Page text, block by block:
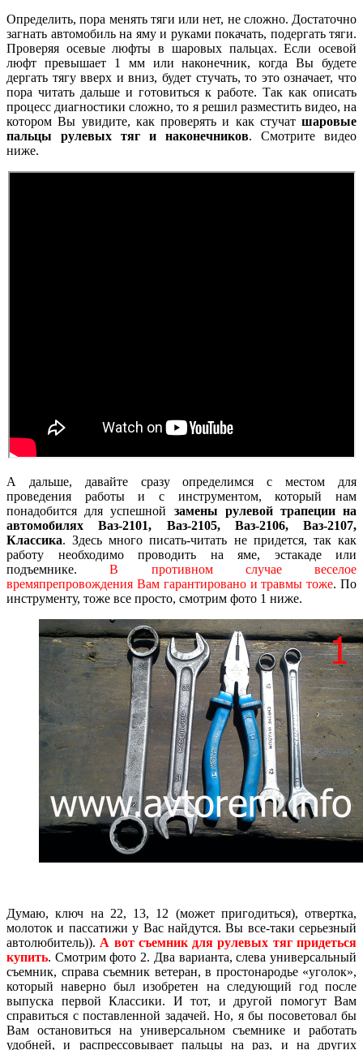
Определить, пора менять тяги или нет, не сложно. Достаточно
загнать автомобиль на яму и руками покачать, подергать тяги.
Проверяя осевые люфты в шаровых пальцах. Если осевой
люфт превышает 1 мм или наконечник, когда Вы будете
дергать тягу вверх и вниз, будет стучать, то это означает, что
пора читать дальше и готовиться к работе. Так как описать
процесс диагностики сложно, то я решил разместить видео, на
котором Вы увидите, как проверять и как стучат шаровые
пальцы рулевых тяг и наконечников. Смотрите видео
ниже.
А дальше, давайте сразу определимся с местом для
проведения работы и с инструментом, который нам
понадобится для успешной замены рулевой трапеции на
автомобилях Ваз-2101, Ваз-2105, Ваз-2106, Ваз-2107,
Классика. Здесь много писать-читать не придется, так как
работу необходимо проводить на яме, эстакаде или
подъемнике.В противном случае веселое
времяпрепровождения Вам гарантировано и травмы тоже. По
инструменту, тоже все просто, смотрим фото 1 ниже.
Думаю, ключ на 22, 13, 12 (может пригодиться), отвертка,
молоток и пассатижи у Вас найдутся. Вы все-таки серьезный
автолюбитель)). А вот съемник для рулевых тяг придеться
купить. Смотрим фото 2. Два варианта, слева универсальный
съемник, справа съемник ветеран, в простонародье «уголок»,
который наверно был изобретен на следующий год после
выпуска первой Классики. И тот, и другой помогут Вам
справиться с поставленной задачей. Но, я бы посоветовал бы
Вам остановиться на универсальном съемнике и работать
удобней, и распрессовывает пальцы на раз, и на других